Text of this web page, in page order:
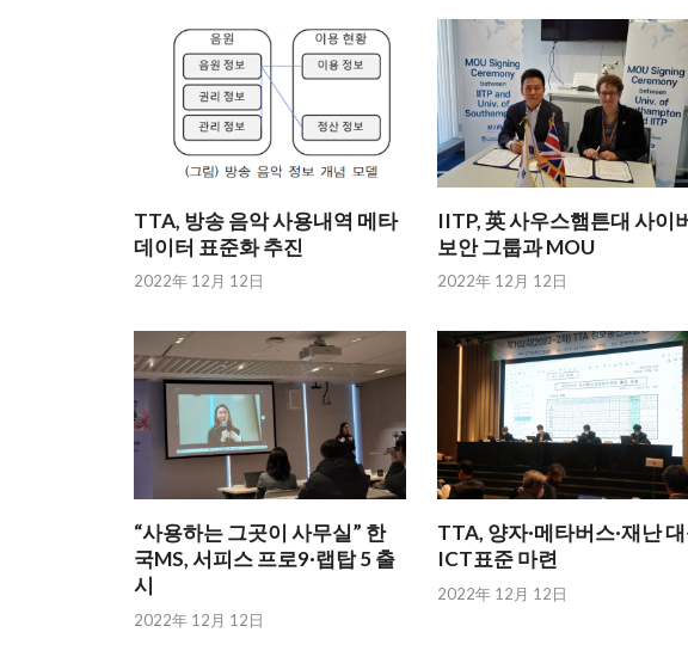
TTA, 방송 음악 사용내역 메타
데이터 표준화 추진
2022年 12月 12日
IITP, 英 사우스햄튼대 사이
보안 그룹과 MOU
2022年 12月 12日
“사용하는 그곳이 사무실” 한
국MS, 서피스 프로9·랩탑 5 출
시
2022年 12月 12日
TTA, 양자·메타버스·재난
ICT표준 마련
2022年 12月 12日